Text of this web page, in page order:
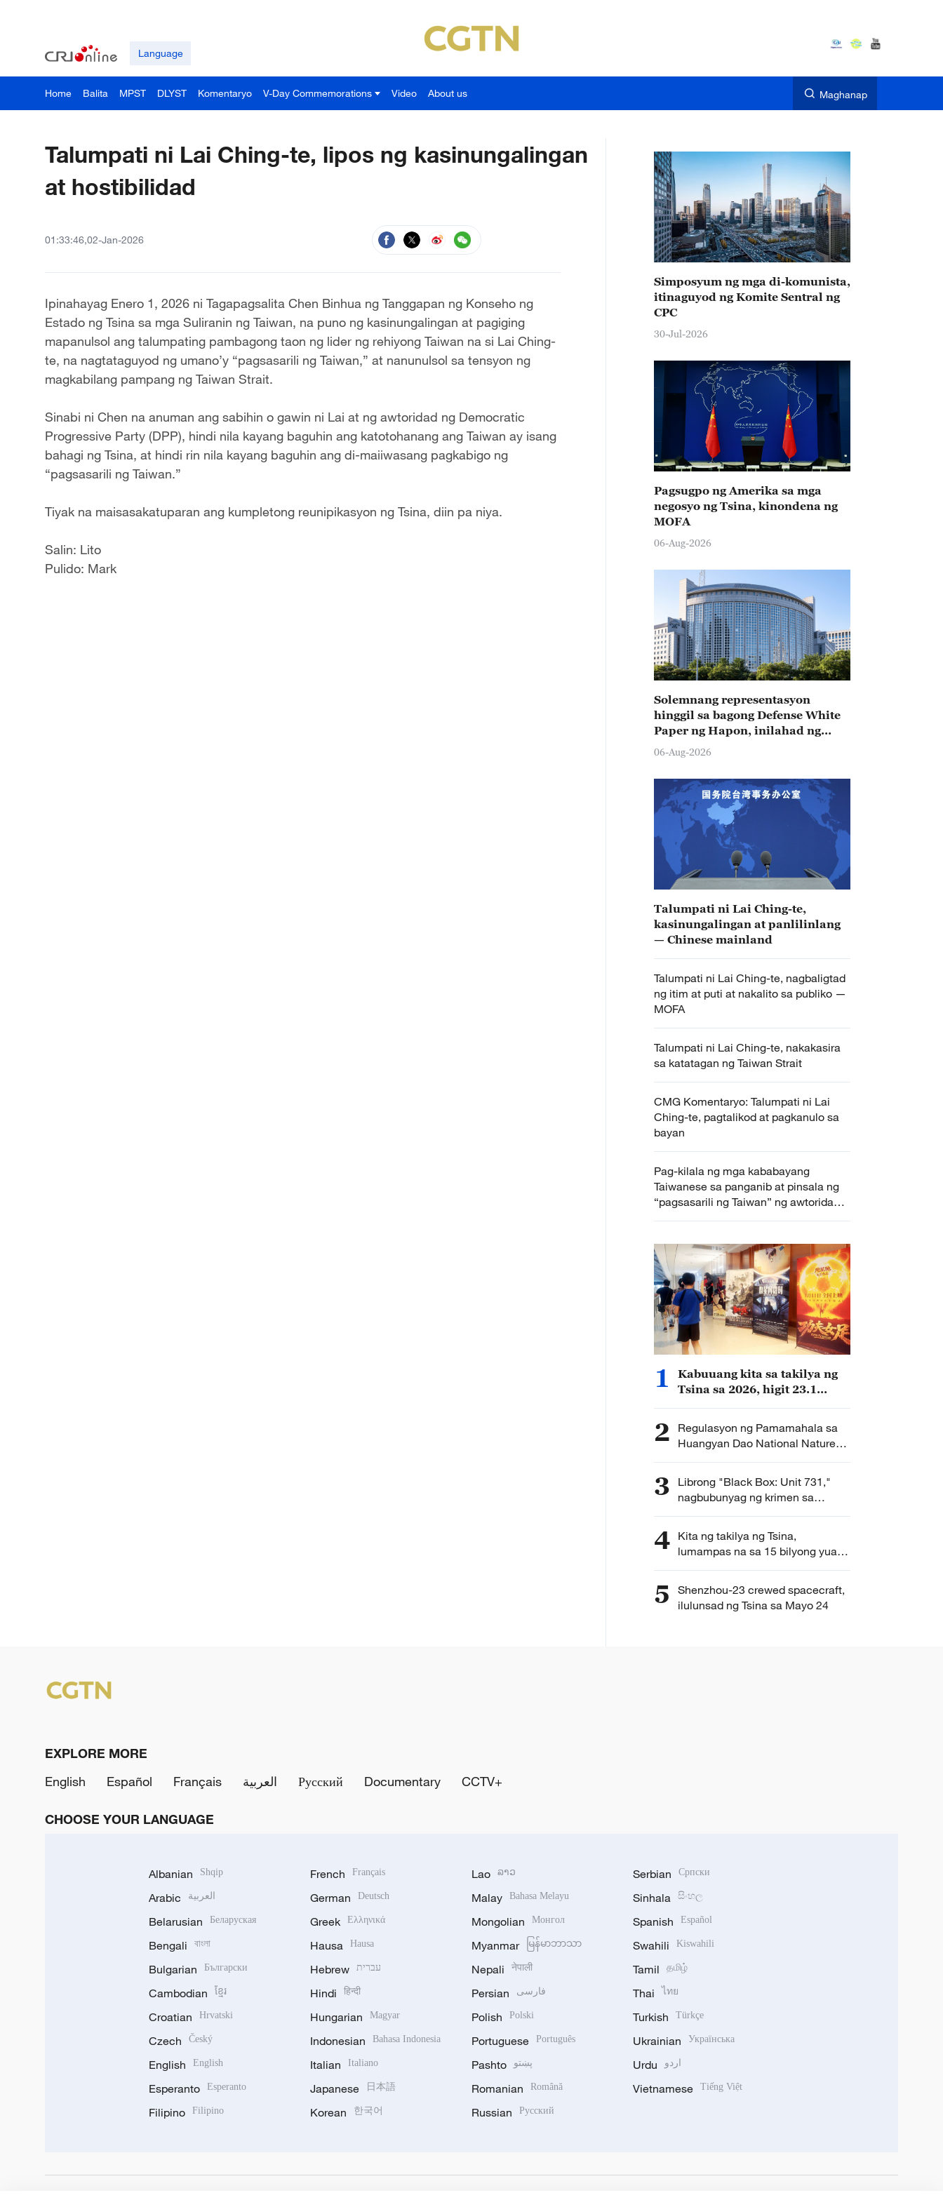
Language
Home Balita MPST DLYST Komentaryo V-Day Commemorations Video About us Maghanap
Talumpati ni Lai Ching-te, lipos ng kasinungalingan
at hostibilidad
01:33:46,02-Jan-2026
Ipinahayag Enero 1, 2026 ni Tagapagsalita Chen Binhua ng Tanggapan ng Konseho ng
Estado ng Tsina sa mga Suliranin ng Taiwan, na puno ng kasinungalingan at pagiging
mapanulsol ang talumpating pambagong taon ng lider ng rehiyong Taiwan na si Lai Ching-
te, na nagtataguyod ng umano’y “pagsasarili ng Taiwan,” at nanunulsol sa tensyon ng
magkabilang pampang ng Taiwan Strait.
Sinabi ni Chen na anuman ang sabihin o gawin ni Lai at ng awtoridad ng Democratic
Progressive Party (DPP), hindi nila kayang baguhin ang katotohanang ang Taiwan ay isang
bahagi ng Tsina, at hindi rin nila kayang baguhin ang di-maiiwasang pagkabigo ng
“pagsasarili ng Taiwan.”
Tiyak na maisasakatuparan ang kumpletong reunipikasyon ng Tsina, diin pa niya.
Salin: Lito
Pulido: Mark
Simposyum ng mga di-komunista,
itinaguyod ng Komite Sentral ng
CPC
30-Jul-2026
Pagsugpo ng Amerika sa mga
negosyo ng Tsina, kinondena ng
MOFA
06-Aug-2026
Solemnang representasyon
hinggil sa bagong Defense White
Paper ng Hapon, inilahad ng
Tsina
06-Aug-2026
Talumpati ni Lai Ching-te,
kasinungalingan at panlilinlang
— Chinese mainland
Talumpati ni Lai Ching-te, nagbaligtad
ng itim at puti at nakalito sa publiko —
MOFA
Talumpati ni Lai Ching-te, nakakasira
sa katatagan ng Taiwan Strait
CMG Komentaryo: Talumpati ni Lai
Ching-te, pagtalikod at pagkanulo sa
bayan
Pag-kilala ng mga kababayang
Taiwanese sa panganib at pinsala ng
“pagsasarili ng Taiwan” ng awtoridad
ni Lai Ching-te, inaasahan ng
1
Kabuuang kita sa takilya ng
Tsina sa 2026, higit 23.1
2
Regulasyon ng Pamamahala sa
Huangyan Dao National Nature
Reserve, inilabas ng Tsina
3
Librong "Black Box: Unit 731,"
nagbubunyag ng krimen sa
paggamit ng biyolohikal na
4 Kita ng takilya ng Tsina,
lumampas na sa 15 bilyong yuan
RMB sa 2026
5
Shenzhou-23 crewed spacecraft,
ilulunsad ng Tsina sa Mayo 24
EXPLORE MORE
English
Español Français العربية Русский Documentary CCTV+
CHOOSE YOUR LANGUAGE
Albanian Shqip
Arabic العربية
Belarusian Беларуская
Bengali বাংলা
Bulgarian Български
Cambodian ខ្មែរ
Croatian Hrvatski
Czech Český
English English
Esperanto Esperanto
Filipino Filipino
French Français
German Deutsch
Greek Ελληνικά
Hausa Hausa
Hebrew עברית
Hindi हिन्दी
Hungarian Magyar
Indonesian Bahasa Indonesia
Italian Italiano
Japanese 日本語
Korean 한국어
Lao ລາວ
Malay Bahasa Melayu
Mongolian Монгол
Myanmar မြန်မာဘာသာ
Nepali नेपाली
Persian فارسی
Polish Polski
Portuguese Português
Pashto پښتو
Romanian Română
Russian Русский
Serbian Српски
Sinhala සිංහල
Spanish Español
Swahili Kiswahili
Tamil தமிழ்
Thai ไทย
Turkish Türkçe
Ukrainian Українська
Urdu اردو
Vietnamese Tiếng Việt